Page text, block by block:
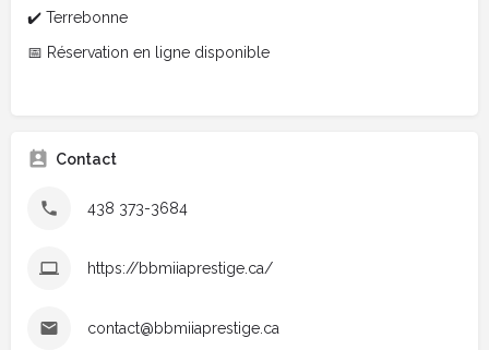
✔️ Terrebonne
📅 Réservation en ligne disponible
Contact
438 373-3684
https://bbmiiaprestige.ca/
contact@bbmiiaprestige.ca